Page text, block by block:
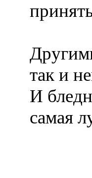
так и
И
самая